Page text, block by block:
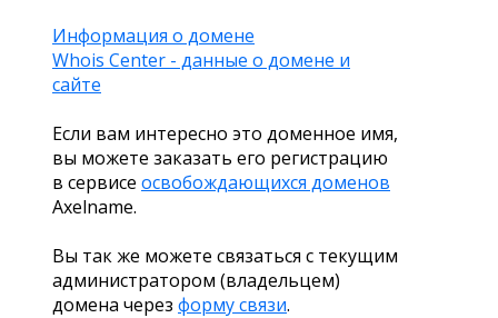
Информация о домене
Whois Center - данные о домене и
сайте
Если вам интересно это доменное имя,
вы можете заказать его регистрацию
в сервисе освобождающихся доменов
Axelname.
Вы так же можете связаться с текущим
администратором (владельцем)
домена через форму связи.